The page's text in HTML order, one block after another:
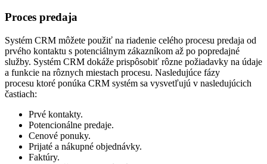
Proces predaja
Systém CRM môžete použiť na riadenie celého procesu predaja od
prvého kontaktu s potenciálnym zákazníkom až po popredajné
služby. Systém CRM dokáže prispôsobiť rôzne požiadavky na údaje
a funkcie na rôznych miestach procesu. Nasledujúce fázy
procesu ktoré ponúka CRM systém sa vysvetľujú v nasledujúcich
častiach:
Prvé kontakty.
Potencionálne predaje.
Cenové ponuky.
Prijaté a nákupné objednávky.
Faktúry.